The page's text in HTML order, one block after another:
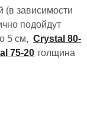
(в зависимости
подойдут
5 см, Сrystal 80-
75-20 толщина